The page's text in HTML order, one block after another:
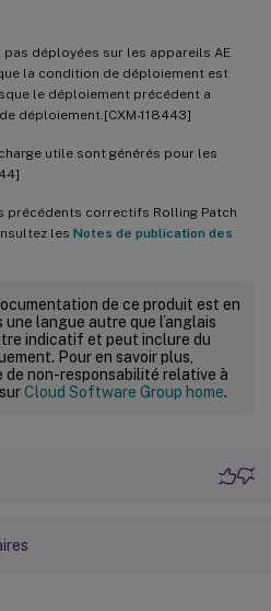
déployées sur les appareils AE
la condition de déploiement est
le déploiement précédent a
déploiement.[CXM-118443]
utile sont générés pour les
précédents correctifs Rolling Patch
les Notes de publication des
de ce produit est en
langue autre que l’anglais
indicatif et peut inclure du
Pour en savoir plus,
non-responsabilité relative à
Cloud Software Group home.